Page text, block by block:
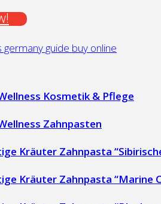
Kosmetik & Pflege
Zahnpasten
Kräuter Zahnpasta
Kräuter Zahnpasta “Marine